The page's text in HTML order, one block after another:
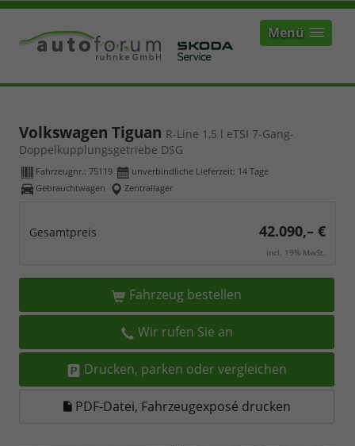
Menü
Volkswagen Tiguan R-Line 1,5 l eTSI 7-Gang-
Doppelkupplungsgetriebe DSG
Fahrzeugnr.: 75119 unverbindliche Lieferzeit: 14 Tage
Gebrauchtwagen
Zentrallager
Gesamtpreis 42.090,– €
incl. 19% MwSt.
Fahrzeug bestellen
Wir rufen Sie an
Drucken, parken oder vergleichen
PDF-Datei, Fahrzeugexposé drucken